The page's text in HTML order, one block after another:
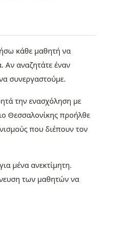
κάθε μαθητή να
Αν αναζητάτε έναν
συνεργαστούμε.
την ενασχόληση με
Θεσσαλονίκης προήλθε
που διέπουν τον
μένα ανεκτίμητη.
των μαθητών να